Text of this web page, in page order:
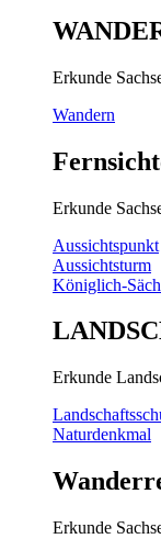
Erkunde
Wandern
Erkunde
Aussichtspunkt
Aussichtsturm
Königlich-
Erkunde
Naturdenkmal
Erkunde